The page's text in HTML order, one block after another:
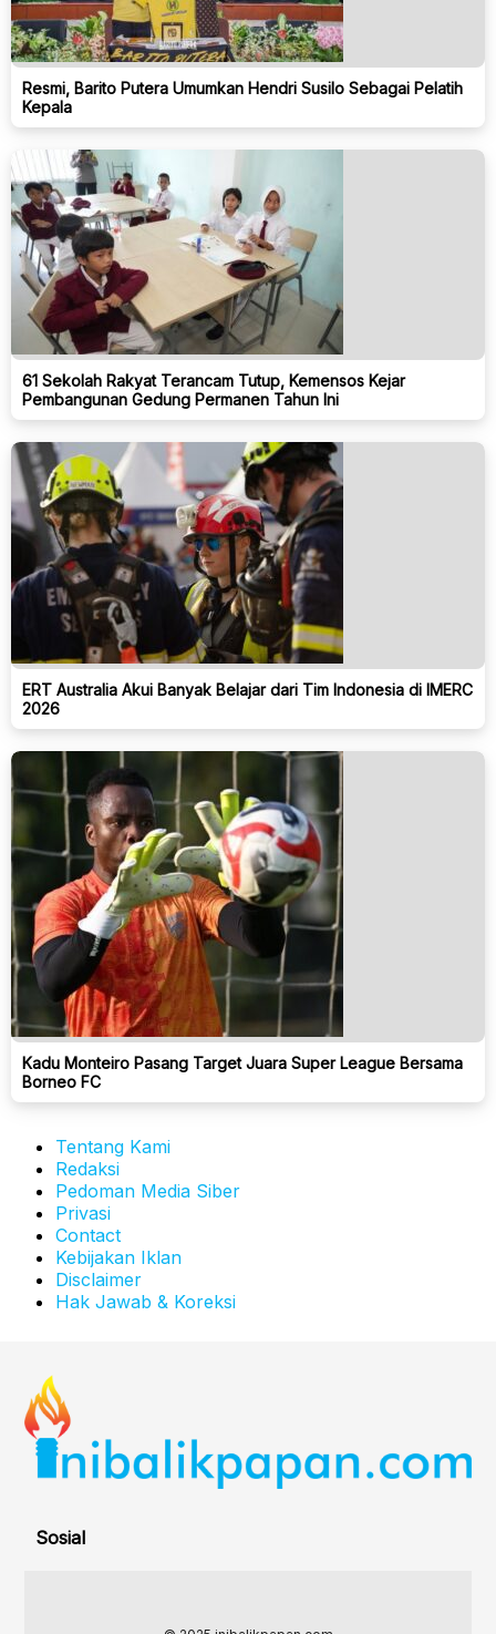
Resmi, Barito Putera Umumkan Hendri Susilo Sebagai Pelatih
Kepala
61 Sekolah Rakyat Terancam Tutup, Kemensos Kejar
Pembangunan Gedung Permanen Tahun Ini
ERT Australia Akui Banyak Belajar dari Tim Indonesia di IMERC
2026
Kadu Monteiro Pasang Target Juara Super League Bersama
Borneo FC
Tentang Kami
Redaksi
Pedoman Media Siber
Privasi
Contact
Kebijakan Iklan
Disclaimer
Hak Jawab & Koreksi
Sosial